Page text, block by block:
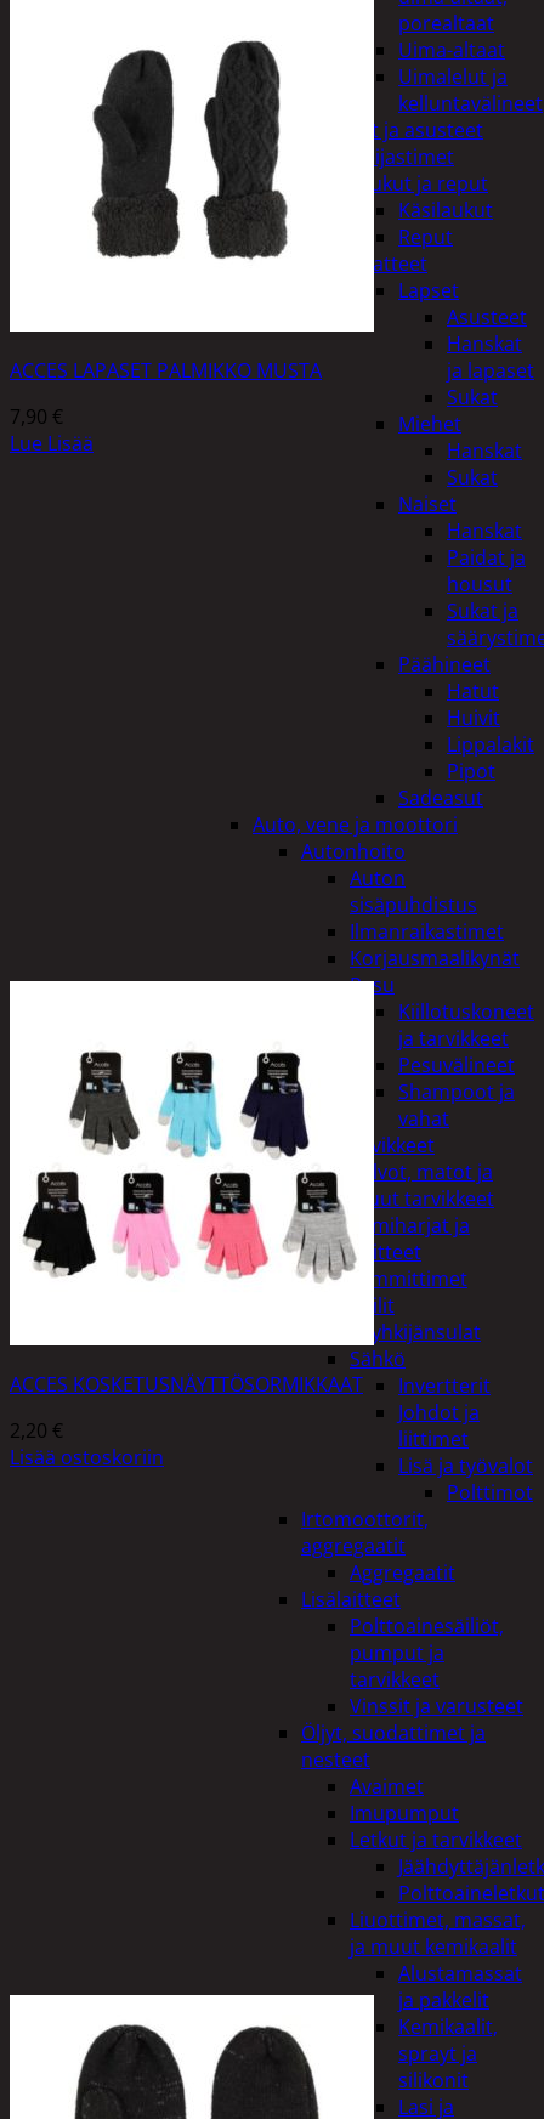
porealtaat
Uima-altaat
Uimalelut ja
kelluntavälineet
Vaatteet ja asusteet
Heijastimet
Laukut ja reput
Käsilaukut
Reput
Vaatteet
Lapset
Asusteet
Hanskat
ja lapaset
Sukat
Miehet
Hanskat
Sukat
Naiset
Hanskat
Paidat ja
housut
Sukat ja
Päähineet
Hatut
Huivit
Lippalakit
Pipot
Sadeasut
Auto, vene ja moottori
Autonhoito
Auton
sisäpuhdistus
Ilmanraikastimet
Korjausmaalikynät
Pesu
Kiillotuskoneet
ja tarvikkeet
Pesuvälineet
Shampoot ja
vahat
Autotarvikkeet
Kalvot, matot ja
muut tarvikkeet
Lumiharjat ja
peitteet
Lämmittimet
Peilit
Pyyhkijänsulat
Sähkö
Invertterit
Johdot ja
liittimet
Lisä ja työvalot
Polttimot
Irtomoottorit,
aggregaatit
Aggregaatit
Lisälaitteet
Polttoainesäiliöt,
pumput ja
tarvikkeet
Vinssit ja varusteet
Öljyt, suodattimet ja
nesteet
Avaimet
Imupumput
Letkut ja tarvikkeet
Polttoaineletkut
Liuottimet, massat,
ja muut kemikaalit
Alustamassat
ja pakkelit
Kemikaalit,
sprayt ja
silikonit
Lasi ja
ACCES LAPASET PALMIKKO MUSTA
7,90 €
Lue Lisää
ACCES KOSKETUSNÄYTTÖSORMIKKAAT
2,20 €
Lisää ostoskoriin